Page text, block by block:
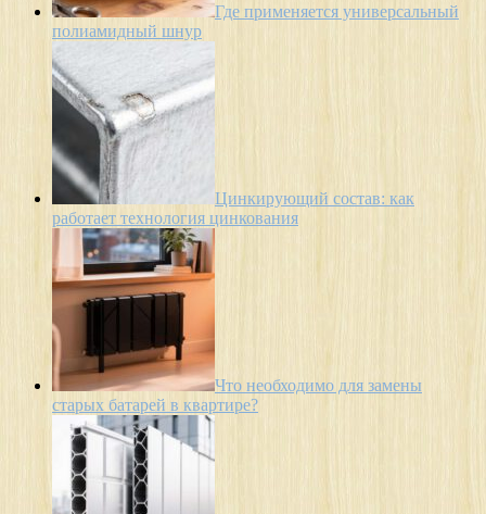
Где применяется универсальный
полиамидный шнур
Цинкирующий состав: как
работает технология цинкования
Что необходимо для замены
старых батарей в квартире?